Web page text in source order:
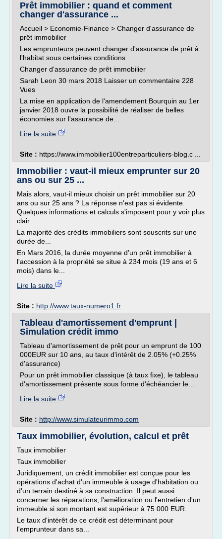
Prêt immobilier : quand et comment
changer d'assurance ...
Accueil > Economie-Finance > Changer d'assurance de
prêt immobilier
Les emprunteurs peuvent changer d'assurance de prêt à
l'habitat sous certaines conditions
Changer d'assurance de prêt immobilier
Sarah Leon 30 mars 2018 Laisser un commentaire 228
Vues
La mise en application de l'amendement Bourquin au 1er
janvier 2018 ouvre la possibilité de réaliser de belles
économies sur l'assurance de...
Lire la suite
Site : https://www.immobilier100entreparticuliers-blog.c ...
Immobilier : vaut-il mieux emprunter sur 20
ans ou sur 25 ...
Mais alors, vaut-il mieux choisir un prêt immobilier sur 20
ans ou sur 25 ans ? La réponse n'est pas si évidente.
Quelques informations et calculs s'imposent pour y voir plus
clair...
La majorité des crédits immobiliers sont souscrits sur une
durée de...
En Mars 2016, la durée moyenne d'un prêt immobilier à
l'accession à la propriété se situe à 234 mois (19 ans et 6
mois) dans le...
Lire la suite
Site : http://www.taux-numero1.fr
Tableau d'amortissement d'emprunt |
Simulation crédit immo
Tableau d'amortissement de prêt pour un emprunt de 100
000EUR sur 10 ans, au taux d'intérêt de 2.05% (+0.25%
d'assurance)
Pour un prêt immobilier classique (à taux fixe), le tableau
d'amortissement présente sous forme d'échéancier le...
Lire la suite
Site : http://www.simulateurimmo.com
Taux immobilier, évolution, calcul et prêt
Taux immobilier
Taux immobilier
Juridiquement, un crédit immobilier est conçue pour les
opérations d'achat d'un immeuble à usage d'habitation ou
d'un terrain destiné à sa construction. Il peut aussi
concerner les réparations, l'amélioration ou l'entretien d'un
immeuble si son montant est supérieur à 75 000 EUR.
Le taux d'intérêt de ce crédit est déterminant pour
l'emprunteur dans sa...